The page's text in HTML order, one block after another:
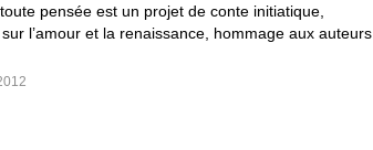
pensée est un projet de conte initiatique,
l’amour et la renaissance, hommage aux auteurs